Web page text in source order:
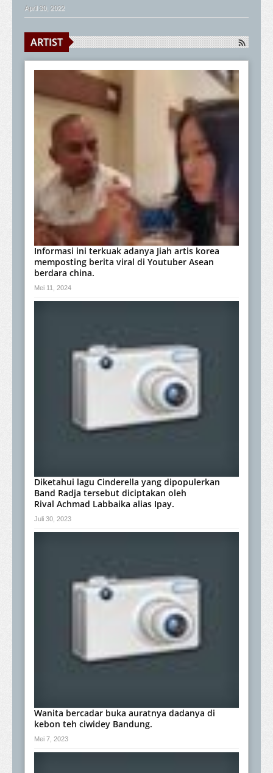
April 30, 2022
ARTIST
Informasi ini terkuak adanya Jiah artis korea
memposting berita viral di Youtuber Asean
berdara china.
Mei 11, 2024
Diketahui lagu Cinderella yang dipopulerkan
Band Radja tersebut diciptakan oleh
Rival Achmad Labbaika alias Ipay.
Juli 30, 2023
Wanita bercadar buka auratnya dadanya di
kebon teh ciwidey Bandung.
Mei 7, 2023